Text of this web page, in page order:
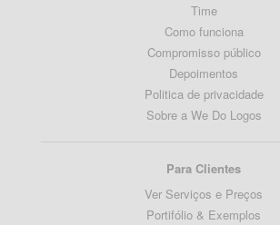
Time
Como funciona
Compromisso público
Depoimentos
Politica de privacidade
Sobre a We Do Logos
Para Clientes
Ver Serviços e Preços
Portifólio & Exemplos